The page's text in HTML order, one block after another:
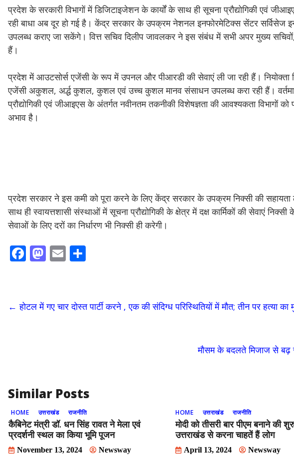
प्रदेश के सरकारी विभागों में डिजिटाइजेशन के कार्यों के साथ ही सूचना प्रौद्योगिकी एवं
रही बाधा अब दूर हो गई है। केंद्र सरकार के उपक्रम नेशनल इनफोरमेटिक्स सेंटर सर्विसेज
उपलब्ध कराए जा सकेंगे। वित्त सचिव दिलीप जावलकर ने इस संबंध में सभी अपर मुख्य
हैं।
प्रदेश में आउटसोर्स एजेंसी के रूप में उपनल और पीआरडी की सेवाएं ली जा रही हैं।
एजेंसी अकुशल, अर्द्ध कुशल, कुशल एवं उच्च कुशल मानव संसाधन उपलब्ध करा रही हैं।
प्रौद्योगिकी एवं जीआइएस के अंतर्गत नवीनतम तकनीकी विशेषज्ञता की आवश्यकता विभागों
अभाव है।
प्रदेश सरकार ने इस कमी को पूरा करने के लिए केंद्र सरकार के उपक्रम निक्सी की सहायता
साथ ही स्वायत्तशासी संस्थाओं में सूचना प्रौद्योगिकी के क्षेत्र में दक्ष कार्मिकों की सेवाएं
सेवाओं के लिए दरों का निर्धारण भी निक्सी ही करेगी।
F
b
o
M
d
o
E
l e
← होटल में गए चार दोस्त पार्टी करने , एक की संदिग्ध परिस्थितियों में मौत; तीन पर हत्या का
मौसम के बदलते मिजाज से बढ़
Similar Posts
HOME उत्तराखंड राजनीति
कैबिनेट मंत्री डॉ. धन सिंह रावत ने मेला एवं
प्रदर्शनी स्थल का किया भूमि पूजन
November 13, 2024 Newsway
HOME उत्तराखंड राजनीति
मोदी को तीसरी बार पीएम बनाने की
उत्तराखंड से करना चाहतें हैं लोग
April 13, 2024 Newsway